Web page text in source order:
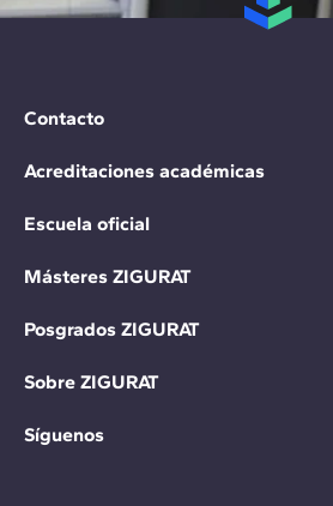
Contacto
Acreditaciones académicas
Escuela oficial
Másteres ZIGURAT
Posgrados ZIGURAT
Sobre ZIGURAT
Síguenos